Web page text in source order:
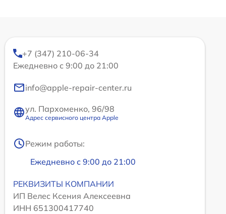
+7 (347) 210-06-34
Ежедневно с 9:00 до 21:00
info@apple-repair-center.ru
ул. Пархоменко, 96/98
Адрес сервисного центра Apple
Режим работы:
Ежедневно с 9:00 до 21:00
РЕКВИЗИТЫ КОМПАНИИ
ИП Велес Ксения Алексеевна
ИНН 651300417740